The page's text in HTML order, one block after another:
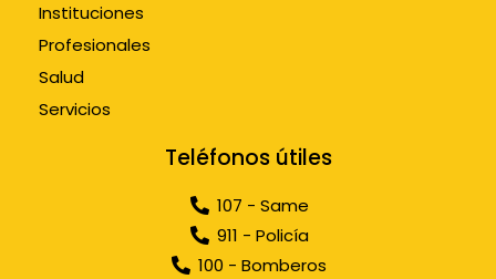
Instituciones
Profesionales
Salud
Servicios
Teléfonos útiles
107 - Same
911 - Policía
100 - Bomberos